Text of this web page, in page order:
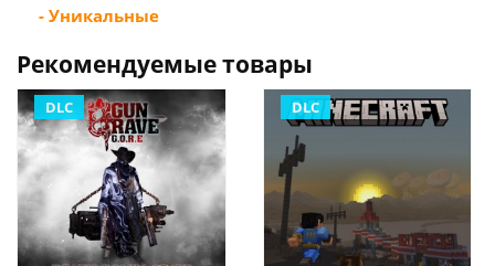
- Уникальные
Рекомендуемые товары
DLC DLC